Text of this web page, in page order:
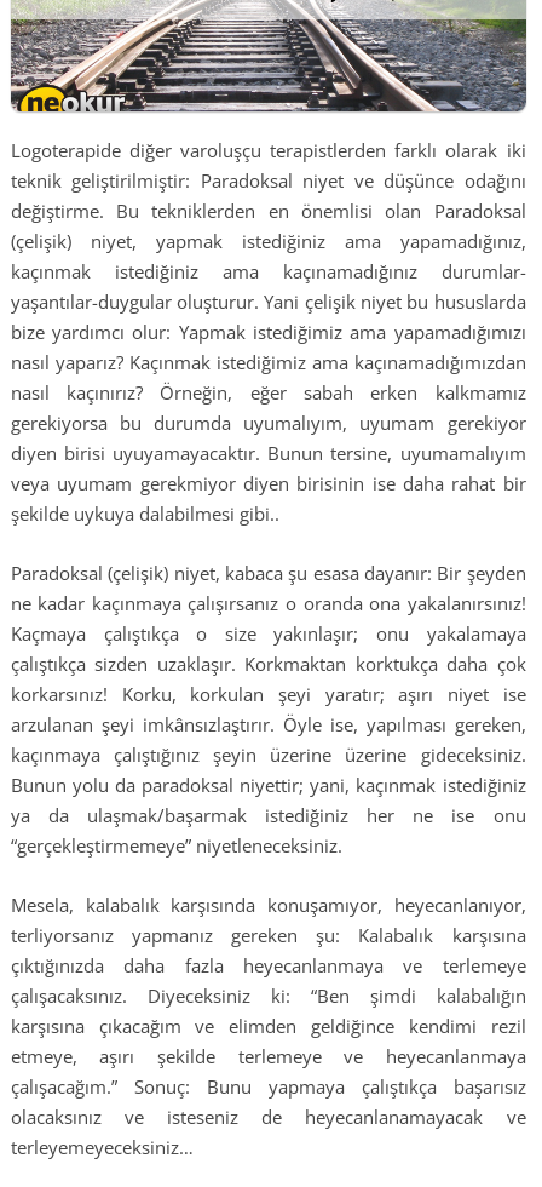
Logoterapide diğer varoluşçu terapistlerden farklı olarak iki
teknik geliştirilmiştir: Paradoksal niyet ve düşünce odağını
değiştirme. Bu tekniklerden en önemlisi olan Paradoksal
(çelişik) niyet, yapmak istediğiniz ama yapamadığınız,
kaçınmak istediğiniz ama kaçınamadığınız durumlar-
yaşantılar-duygular oluşturur. Yani çelişik niyet bu hususlarda
bize yardımcı olur: Yapmak istediğimiz ama yapamadığımızı
nasıl yaparız? Kaçınmak istediğimiz ama kaçınamadığımızdan
nasıl kaçınırız? Örneğin, eğer sabah erken kalkmamız
gerekiyorsa bu durumda uyumalıyım, uyumam gerekiyor
diyen birisi uyuyamayacaktır. Bunun tersine, uyumamalıyım
veya uyumam gerekmiyor diyen birisinin ise daha rahat bir
şekilde uykuya dalabilmesi gibi..
Paradoksal (çelişik) niyet, kabaca şu esasa dayanır: Bir şeyden
ne kadar kaçınmaya çalışırsanız o oranda ona yakalanırsınız!
Kaçmaya çalıştıkça o size yakınlaşır; onu yakalamaya
çalıştıkça sizden uzaklaşır. Korkmaktan korktukça daha çok
korkarsınız! Korku, korkulan şeyi yaratır; aşırı niyet ise
arzulanan şeyi imkânsızlaştırır. Öyle ise, yapılması gereken,
kaçınmaya çalıştığınız şeyin üzerine üzerine gideceksiniz.
Bunun yolu da paradoksal niyettir; yani, kaçınmak istediğiniz
ya da ulaşmak/başarmak istediğiniz her ne ise onu
“gerçekleştirmemeye” niyetleneceksiniz.
Mesela, kalabalık karşısında konuşamıyor, heyecanlanıyor,
terliyorsanız yapmanız gereken şu: Kalabalık karşısına
çıktığınızda daha fazla heyecanlanmaya ve terlemeye
çalışacaksınız. Diyeceksiniz ki: “Ben şimdi kalabalığın
karşısına çıkacağım ve elimden geldiğince kendimi rezil
etmeye, aşırı şekilde terlemeye ve heyecanlanmaya
çalışacağım.” Sonuç: Bunu yapmaya çalıştıkça başarısız
olacaksınız ve isteseniz de heyecanlanamayacak ve
terleyemeyeceksiniz…